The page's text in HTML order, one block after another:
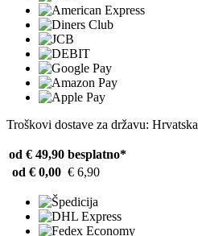
Troškovi dostave za državu: Hrvatska
od € 49,90 besplatno*
od € 0,00 € 6,90